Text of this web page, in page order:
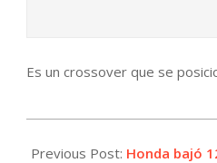
Es un crossover que se
09-
Previous Post: Honda bajó